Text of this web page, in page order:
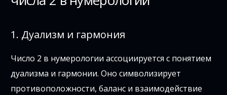
1. Дуализм и гармония
Число 2 в нумерологии ассоциируется с понятием
дуализма и гармонии. Оно символизирует
противоположности, баланс и взаимодействие